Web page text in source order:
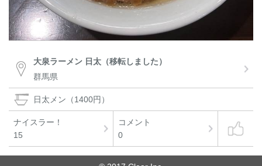
大泉ラーメン 日太（移転しました）
群馬県
日太メン（1400円）
ナイスラー！
15
コメント
0